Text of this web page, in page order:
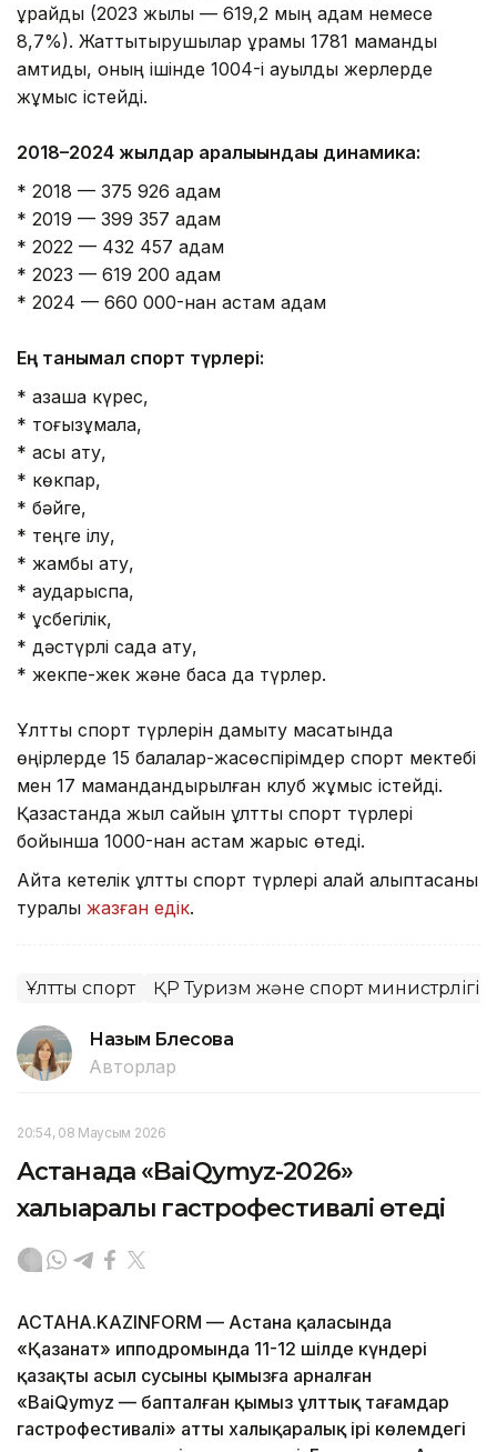
құрайды (2023 жылы — 619,2 мың адам немесе
8,7%). Жаттықтырушылар құрамы 1781 маманды
қамтиды, оның ішінде 1004-і ауылдық жерлерде
жұмыс істейді.
2018–2024 жылдар аралығындағы динамика:
* 2018 — 375 926 адам
* 2019 — 399 357 адам
* 2022 — 432 457 адам
* 2023 — 619 200 адам
* 2024 — 660 000-нан астам адам
Ең танымал спорт түрлері:
* қазақша күрес,
* тоғызқұмалақ,
* асық ату,
* көкпар,
* бәйге,
* теңге ілу,
* жамбы ату,
* аударыспақ,
* құсбегілік,
* дәстүрлі садақ ату,
* жекпе-жек және басқа да түрлер.
Ұлттық спорт түрлерін дамыту мақсатында
өңірлерде 15 балалар-жасөспірімдер спорт мектебі
мен 17 мамандандырылған клуб жұмыс істейді.
Қазақстанда жыл сайын ұлттық спорт түрлері
бойынша 1000-нан астам жарыс өтеді.
Айта кетелік ұлттық спорт түрлері қалай қалыптасқаны
туралы жазған едік.
Ұлттық спорт ҚР Туризм және спорт министрлігі
Назым Бөлесова
Авторлар
20:54, 08 Маусым 2026
Астанада «BaiQymyz-2026»
халықаралық гастрофестивалі өтеді
АСТАНА.KAZINFORM — Астана қаласында
«Қазанат» ипподромында 11-12 шілде күндері
қазақтың асыл сусыны қымызға арналған
«BaiQymyz — бапталған қымыз ұлттық тағамдар
гастрофестивалі» атты халықаралық ірі көлемдегі